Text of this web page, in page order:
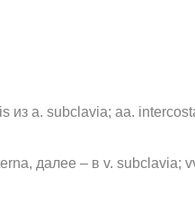
a. subclavia; aa.
далее – в v. subclavia;